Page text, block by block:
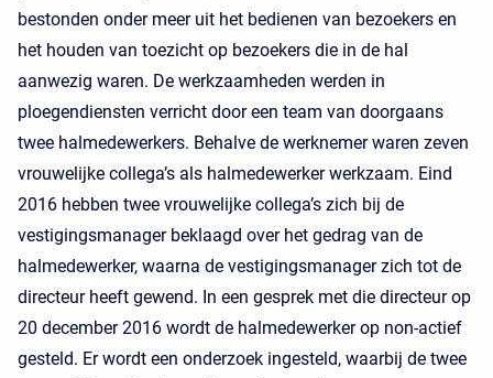
bestonden onder meer uit het bedienen van bezoekers en
het houden van toezicht op bezoekers die in de hal
aanwezig waren. De werkzaamheden werden in
ploegendiensten verricht door een team van doorgaans
twee halmedewerkers. Behalve de werknemer waren zeven
vrouwelijke collega’s als halmedewerker werkzaam. Eind
2016 hebben twee vrouwelijke collega’s zich bij de
vestigingsmanager beklaagd over het gedrag van de
halmedewerker, waarna de vestigingsmanager zich tot de
directeur heeft gewend. In een gesprek met die directeur op
20 december 2016 wordt de halmedewerker op non-actief
gesteld. Er wordt een onderzoek ingesteld, waarbij de twee